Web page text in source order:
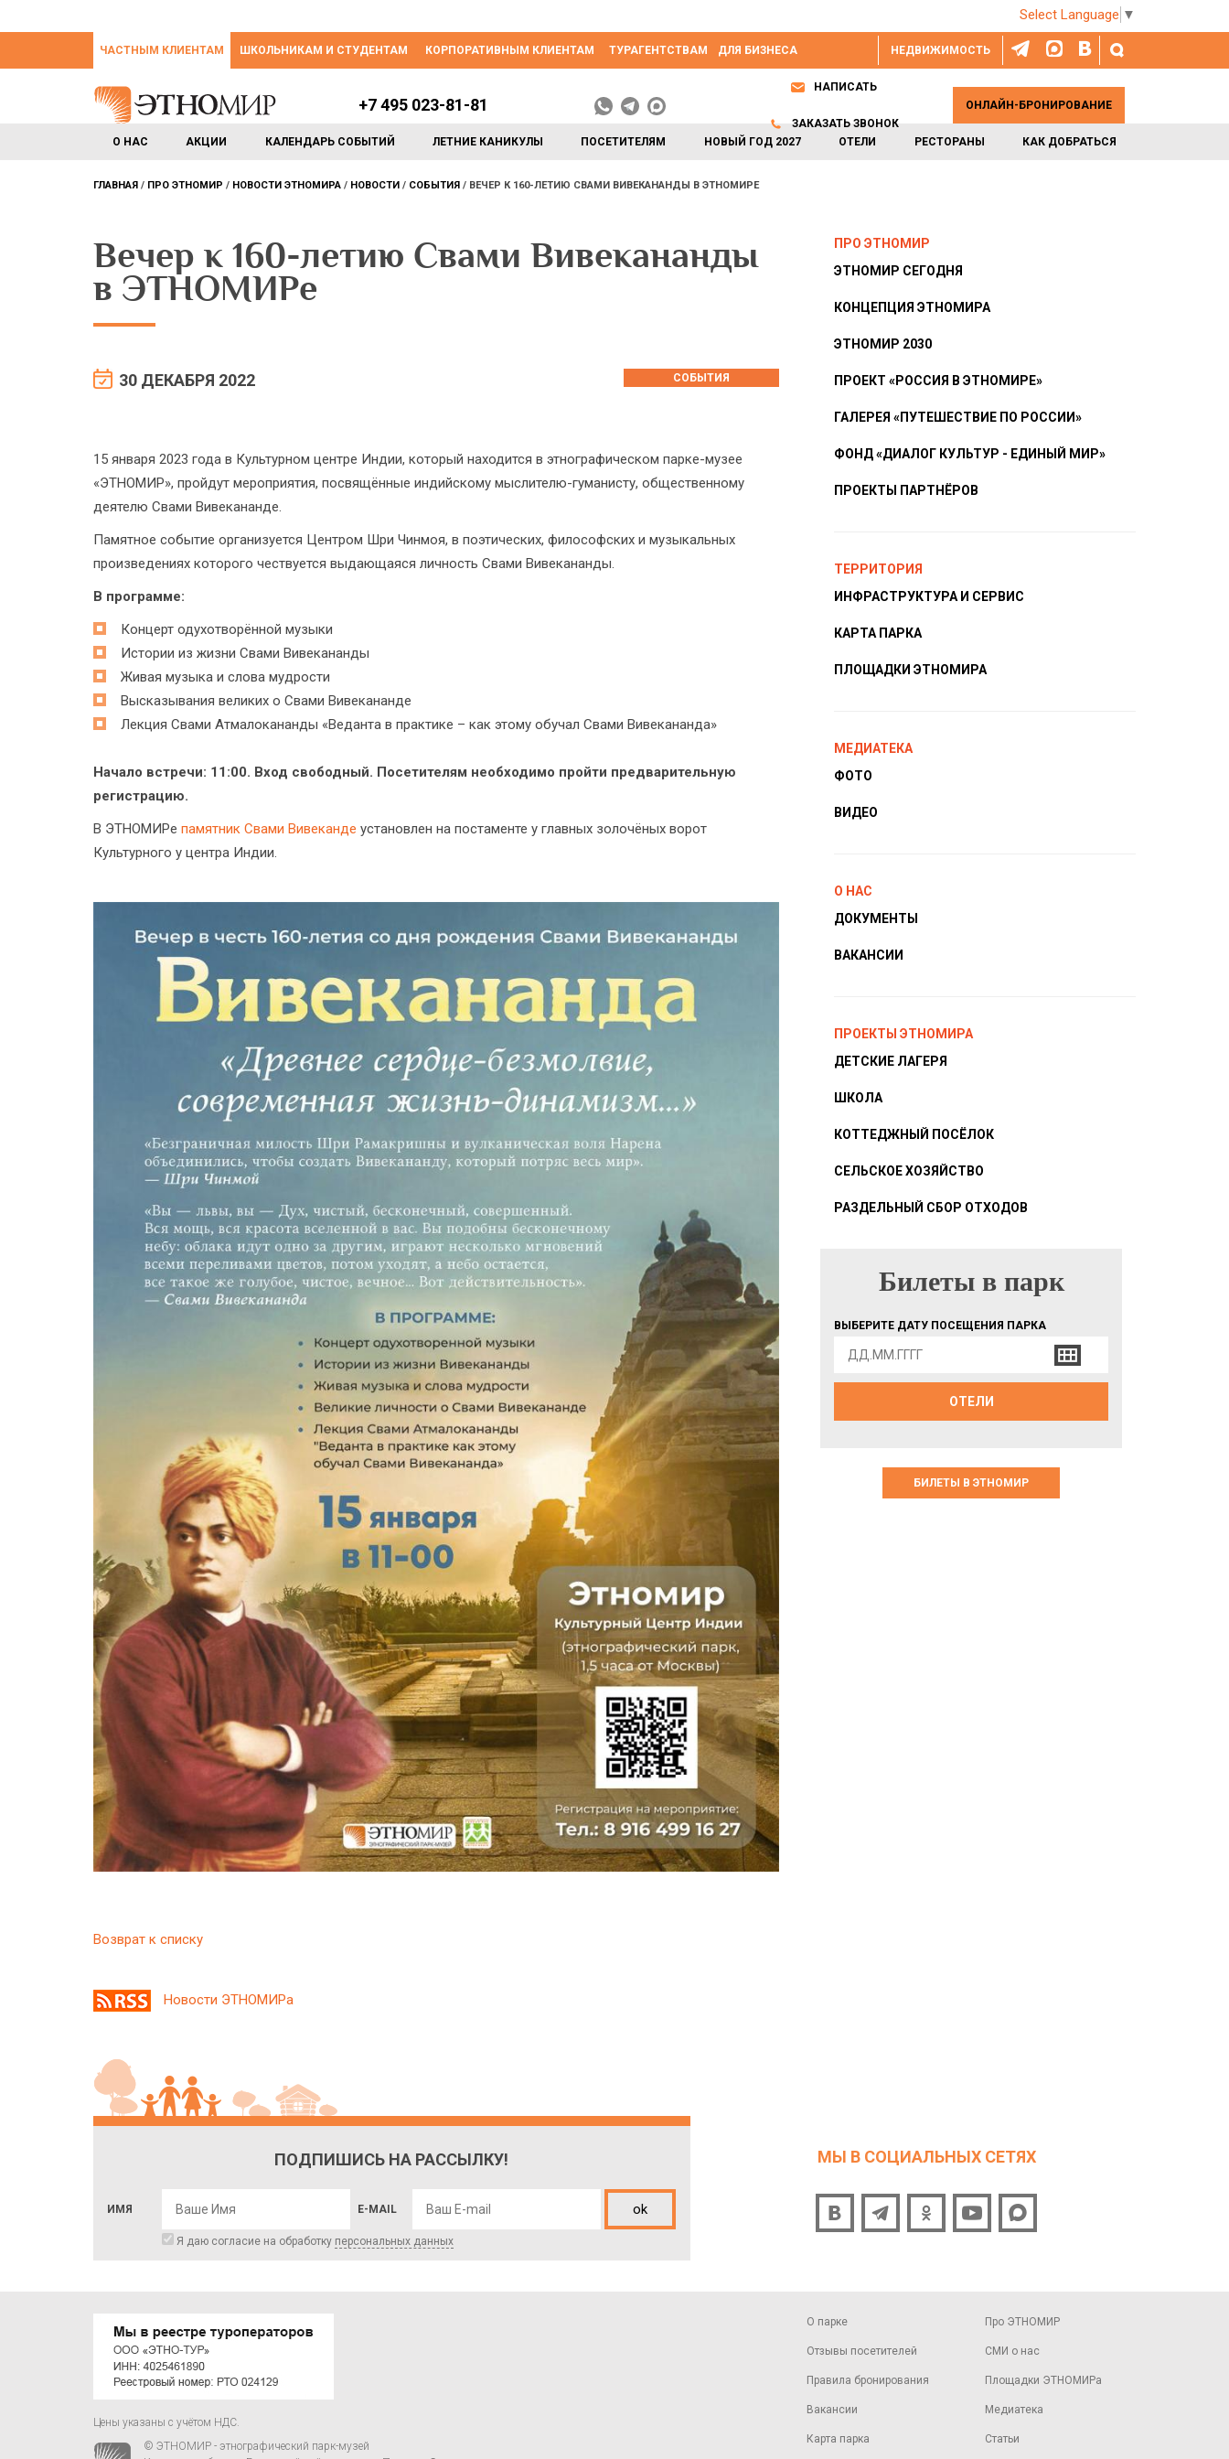
Select Language ▼
НЕДВИЖИМОСТЬ
ЧАСТНЫМ КЛИЕНТАМ ШКОЛЬНИКАМ И СТУДЕНТАМ КОРПОРАТИВНЫМ КЛИЕНТАМ ТУРАГЕНТСТВАМ ДЛЯ БИЗНЕСА
О НАС АКЦИИ КАЛЕНДАРЬ СОБЫТИЙ ЛЕТНИЕ КАНИКУЛЫ ПОСЕТИТЕЛЯМ НОВЫЙ ГОД 2027 ОТЕЛИ РЕСТОРАНЫ КАК ДОБРАТЬСЯ
+7 495 023-81-81
НАПИСАТЬ
ЗАКАЗАТЬ ЗВОНОК
ОНЛАЙН-БРОНИРОВАНИЕ
ГЛАВНАЯ ПРО ЭТНОМИР НОВОСТИ ЭТНОМИРА НОВОСТИ СОБЫТИЯ ВЕЧЕР К 160-ЛЕТИЮ СВАМИ ВИВЕКАНАНДЫ В ЭТНОМИРЕ
Вечер к 160-летию Свами Вивекананды
в ЭТНОМИРе
30 ДЕКАБРЯ 2022 СОБЫТИЯ
15 января 2023 года в Культурном центре Индии, который находится в этнографическом парке-музее
«ЭТНОМИР», пройдут мероприятия, посвящённые индийскому мыслителю-гуманисту, общественному
деятелю Свами Вивекананде.
Памятное событие организуется Центром Шри Чинмоя, в поэтических, философских и музыкальных
произведениях которого чествуется выдающаяся личность Свами Вивекананды.
В программе:
Концерт одухотворённой музыки
Истории из жизни Свами Вивекананды
Живая музыка и слова мудрости
Высказывания великих о Свами Вивекананде
Лекция Свами Атмалокананды «Веданта в практике – как этому обучал Свами Вивекананда»
Начало встречи: 11:00. Вход свободный. Посетителям необходимо пройти предварительную
регистрацию.
В ЭТНОМИРе памятник Свами Вивеканде установлен на постаменте у главных золочёных ворот
Культурного у центра Индии.
Возврат к списку
ПРО ЭТНОМИР
ЭТНОМИР СЕГОДНЯ
КОНЦЕПЦИЯ ЭТНОМИРА
ЭТНОМИР 2030
ПРОЕКТ «РОССИЯ В ЭТНОМИРЕ»
ГАЛЕРЕЯ «ПУТЕШЕСТВИЕ ПО РОССИИ»
ФОНД «ДИАЛОГ КУЛЬТУР - ЕДИНЫЙ МИР»
ПРОЕКТЫ ПАРТНЁРОВ
ТЕРРИТОРИЯ
ИНФРАСТРУКТУРА И СЕРВИС
КАРТА ПАРКА
ПЛОЩАДКИ ЭТНОМИРА
МЕДИАТЕКА
ФОТО
ВИДЕО
О НАС
ДОКУМЕНТЫ
ВАКАНСИИ
ПРОЕКТЫ ЭТНОМИРА
ДЕТСКИЕ ЛАГЕРЯ
ШКОЛА
КОТТЕДЖНЫЙ ПОСЁЛОК
СЕЛЬСКОЕ ХОЗЯЙСТВО
РАЗДЕЛЬНЫЙ СБОР ОТХОДОВ
БИЛЕТЫ В ПАРК
Билеты в парк
ВЫБЕРИТЕ ДАТУ ПОСЕЩЕНИЯ ПАРКА
ОТЕЛИ
БИЛЕТЫ В ЭТНОМИР
Новости ЭТНОМИРа
ПОДПИШИСЬ НА РАССЫЛКУ!
ИМЯ E-MAIL ok
Я даю согласие на обработку персональных данных
МЫ В СОЦИАЛЬНЫХ СЕТЯХ
О парке
Отзывы посетителей
Правила бронирования
Вакансии
Карта парка
Про ЭТНОМИР
СМИ о нас
Площадки ЭТНОМИРа
Медиатека
Статьи
Цены указаны с учётом НДС.
© ЭТНОМИР - этнографический парк-музей